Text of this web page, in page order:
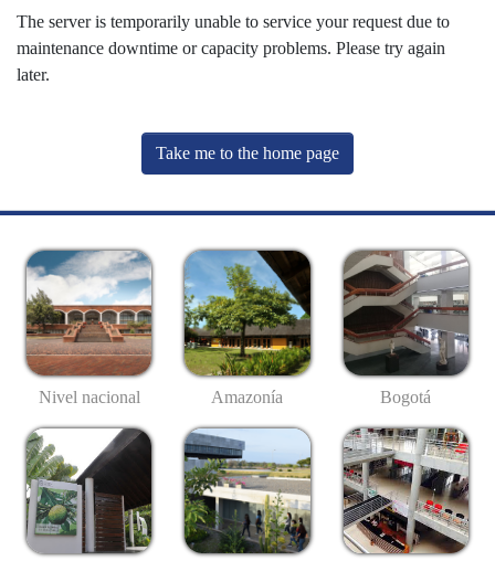
The server is temporarily unable to service your request due to
maintenance downtime or capacity problems. Please try again
later.
Take me to the home page
Nivel nacional Amazonía Bogotá